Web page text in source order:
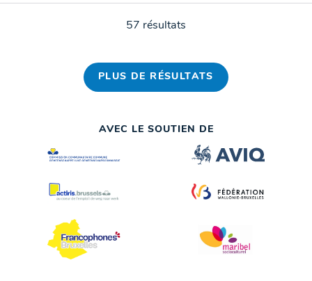
57 résultats
PLUS DE RÉSULTATS
AVEC LE SOUTIEN DE